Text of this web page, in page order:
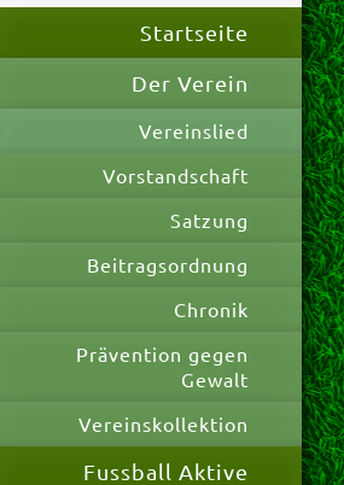
Startseite
Der Verein
Vereinslied
Vorstandschaft
Satzung
Beitragsordnung
Chronik
Prävention gegen
Gewalt
Vereinskollektion
Fussball Aktive